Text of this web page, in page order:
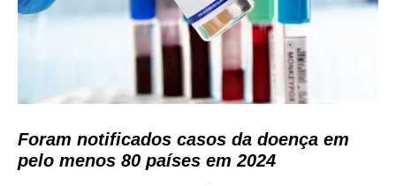
Foram notificados casos da doença em
pelo menos 80 países em 2024